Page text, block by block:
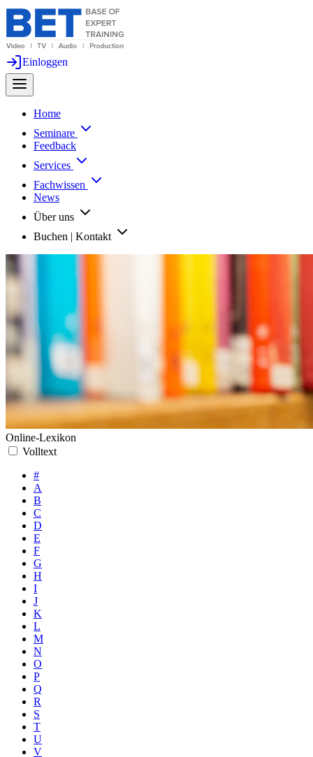
Einloggen
Home
Seminare
Feedback
Services
Fachwissen
News
Über uns
Buchen | Kontakt
Online-Lexikon
Volltext
#
A
B
C
D
E
F
G
H
I
J
K
L
M
N
O
P
Q
R
S
T
U
V